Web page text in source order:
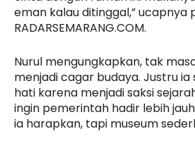
eman kalau ditinggal,” ucapnya
RADARSEMARANG.COM.
Nurul mengungkapkan, tak
menjadi cagar budaya. Justru
hati karena menjadi saksi
ingin pemerintah hadir lebih
ia harapkan, tapi museum